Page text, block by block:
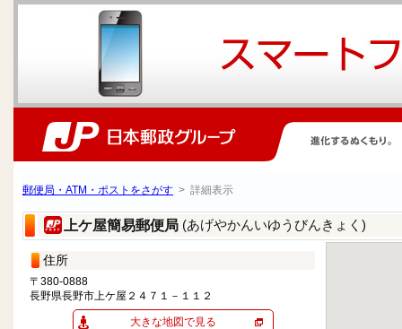
郵便局・ATM・ポストをさがす > 詳細表示
上ケ屋簡易郵便局 (あげやかんいゆうびんきょく)
住所
〒380-0888
長野県長野市上ケ屋２４７１－１１２
大きな地図で見る